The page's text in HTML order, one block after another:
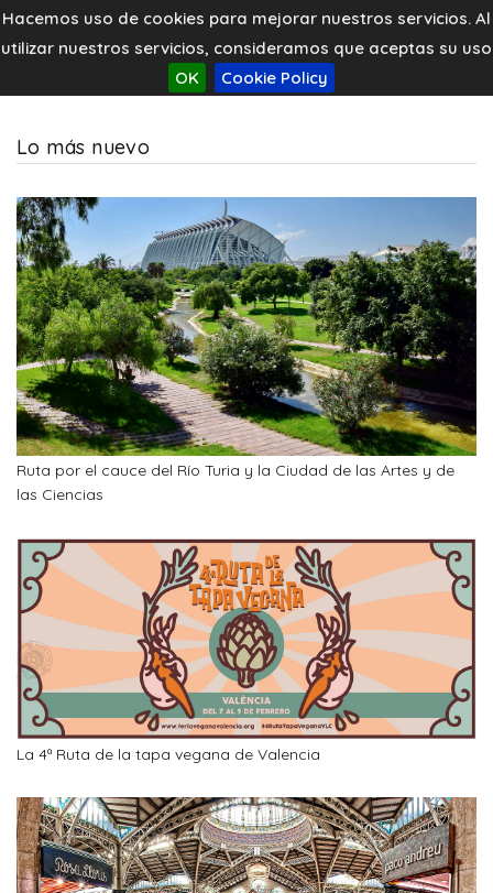
Hacemos uso de cookies para mejorar nuestros servicios. Al
utilizar nuestros servicios, consideramos que aceptas su uso
OK
Cookie Policy
Lo más nuevo
Ruta por el cauce del Río Turia y la Ciudad de las Artes y de
las Ciencias
La 4ª Ruta de la tapa vegana de Valencia